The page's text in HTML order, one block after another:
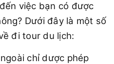
việc bạn có được
Dưới đây là một số
đi tour du lịch:
chỉ dược phép